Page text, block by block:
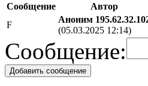
Сообщение
Автор
F
Аноним
(05.03.2025 12:14)
Сообщение:
Добавить сообщение